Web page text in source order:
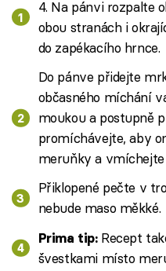
4. Na pánvi rozpalte
obou stranách i
do zapékacího hrnce.
Do pánve přidejte
občasného míchání
moukou a postupně
promíchávejte, aby
meruňky a vmíchejte
Přiklopené pečte v
nebude maso měkké.
Prima tip:Recept
švestkami místo